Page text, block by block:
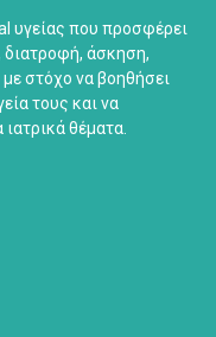
υγείας που προσφέρει
διατροφή, άσκηση,
στόχο να βοηθήσει
τους και να
θέματα.